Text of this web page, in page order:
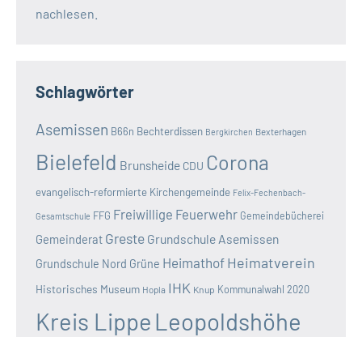
nachlesen.
Schlagwörter
Asemissen B66n Bechterdissen Bergkirchen Bexterhagen
Bielefeld Brunsheide CDU Corona
evangelisch-reformierte Kirchengemeinde Felix-Fechenbach-
Gesamtschule FFG Freiwillige Feuerwehr Gemeindebücherei
Gemeinderat Greste Grundschule Asemissen
Grundschule Nord Grüne Heimathof Heimatverein
Historisches Museum Hopla IHK Knup Kommunalwahl 2020
Kreis Lippe Leopoldshöhe